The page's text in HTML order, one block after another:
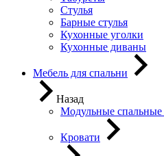
Стулья
Барные стулья
Кухонные уголки
Кухонные диваны
Мебель для спальни
Назад
Модульные спальные
Кровати